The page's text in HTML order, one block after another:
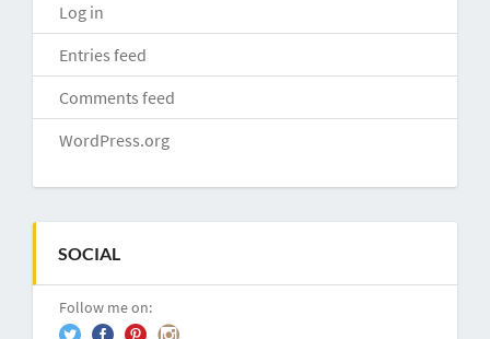
Log in
Entries feed
Comments feed
WordPress.org
SOCIAL
Follow me on: